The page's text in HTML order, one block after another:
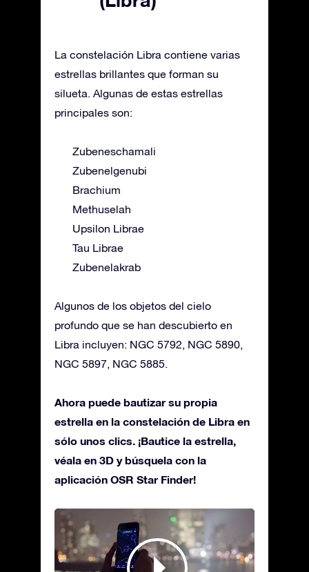
La constelación Libra contiene varias
estrellas brillantes que forman su
silueta. Algunas de estas estrellas
principales son:
Zubeneschamali
Zubenelgenubi
Brachium
Methuselah
Upsilon Librae
Tau Librae
Zubenelakrab
Algunos de los objetos del cielo
profundo que se han descubierto en
Libra incluyen: NGC 5792, NGC 5890,
NGC 5897, NGC 5885.
Ahora puede bautizar su propia
estrella en la constelación de Libra en
sólo unos clics. ¡Bautice la estrella,
véala en 3D y búsquela con la
aplicación OSR Star Finder!